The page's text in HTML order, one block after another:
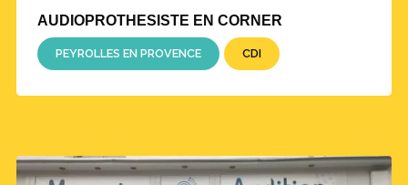
AUDIOPROTHESISTE EN CORNER
PEYROLLES EN PROVENCE CDI